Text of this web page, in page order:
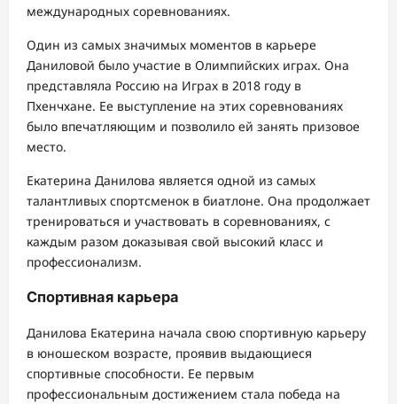
международных соревнованиях.
Один из самых значимых моментов в карьере
Даниловой было участие в Олимпийских играх. Она
представляла Россию на Играх в 2018 году в
Пхенчхане. Ее выступление на этих соревнованиях
было впечатляющим и позволило ей занять призовое
место.
Екатерина Данилова является одной из самых
талантливых спортсменок в биатлоне. Она продолжает
тренироваться и участвовать в соревнованиях, с
каждым разом доказывая свой высокий класс и
профессионализм.
Спортивная карьера
Данилова Екатерина начала свою спортивную карьеру
в юношеском возрасте, проявив выдающиеся
спортивные способности. Ее первым
профессиональным достижением стала победа на